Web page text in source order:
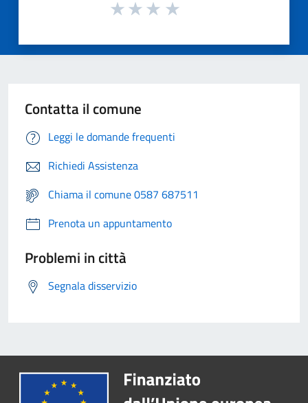
Contatta il comune
Leggi le domande frequenti
Richiedi Assistenza
Chiama il comune 0587 687511
Prenota un appuntamento
Problemi in città
Segnala disservizio